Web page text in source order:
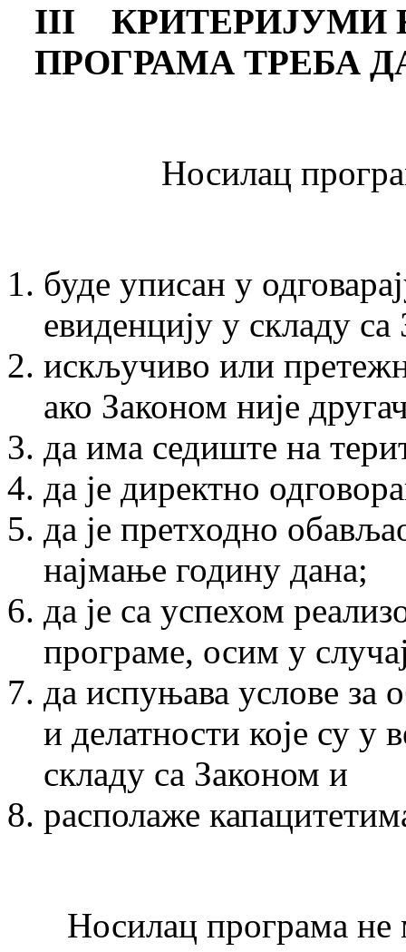
III КРИТЕРИЈУМИ
ПРОГРАМА ТРЕБА
Носилац
буде уписан у
евиденцију у складу
искључиво или
ако Законом није
да има седиште на
да је директно
да је претходно
најмање годину дана;
да је са успехом
програме, осим у
да испуњава услове за
и делатности које су у
складу са Законом и
располаже
Носилац програма не